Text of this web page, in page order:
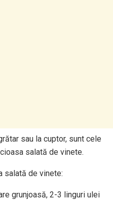
sau la cuptor, sunt cele
salată de vinete.
salată de vinete:
grunjoasă, 2-3 linguri ulei